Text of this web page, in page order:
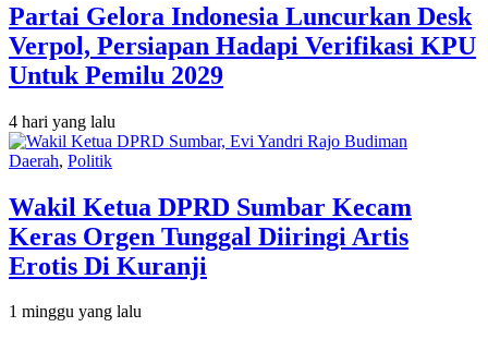
Partai Gelora Indonesia Luncurkan Desk
Verpol, Persiapan Hadapi Verifikasi KPU
Untuk Pemilu 2029
4 hari yang lalu
Daerah, Politik
Wakil Ketua DPRD Sumbar Kecam
Keras Orgen Tunggal Diiringi Artis
Erotis Di Kuranji
1 minggu yang lalu